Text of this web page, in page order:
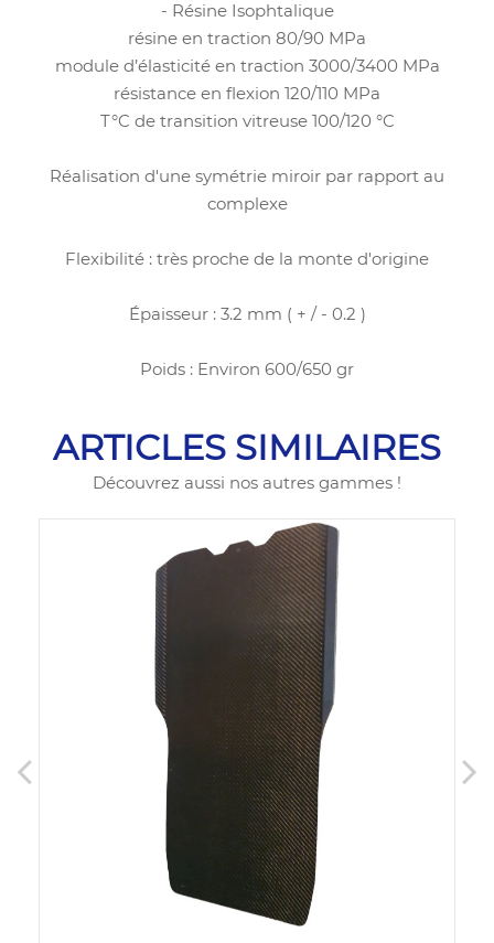
- Résine Isophtalique
résine en traction 80/90 MPa
module d’élasticité en traction 3000/3400 MPa
résistance en flexion 120/110 MPa
T°C de transition vitreuse 100/120 °C
Réalisation d'une symétrie miroir par rapport au
complexe
Flexibilité : très proche de la monte d'origine
Épaisseur : 3.2 mm ( + / - 0.2 )
Poids : Environ 600/650 gr
ARTICLES SIMILAIRES
Découvrez aussi nos autres gammes !